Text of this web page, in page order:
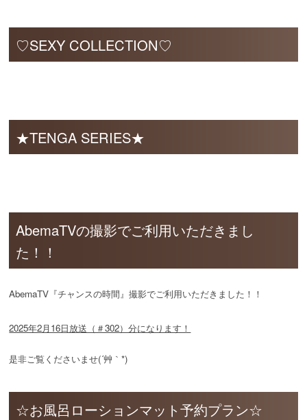
♡SEXY COLLECTION♡
★TENGA SERIES★
AbemaTVの撮影でご利用いただきまし
た！！
AbemaTV『チャンスの時間』撮影でご利用いただきました！！
2025年2月16日放送（＃302）分になります！
是非ご覧くださいませ(´艸｀*)
☆お風呂ローションマット予約プラン☆